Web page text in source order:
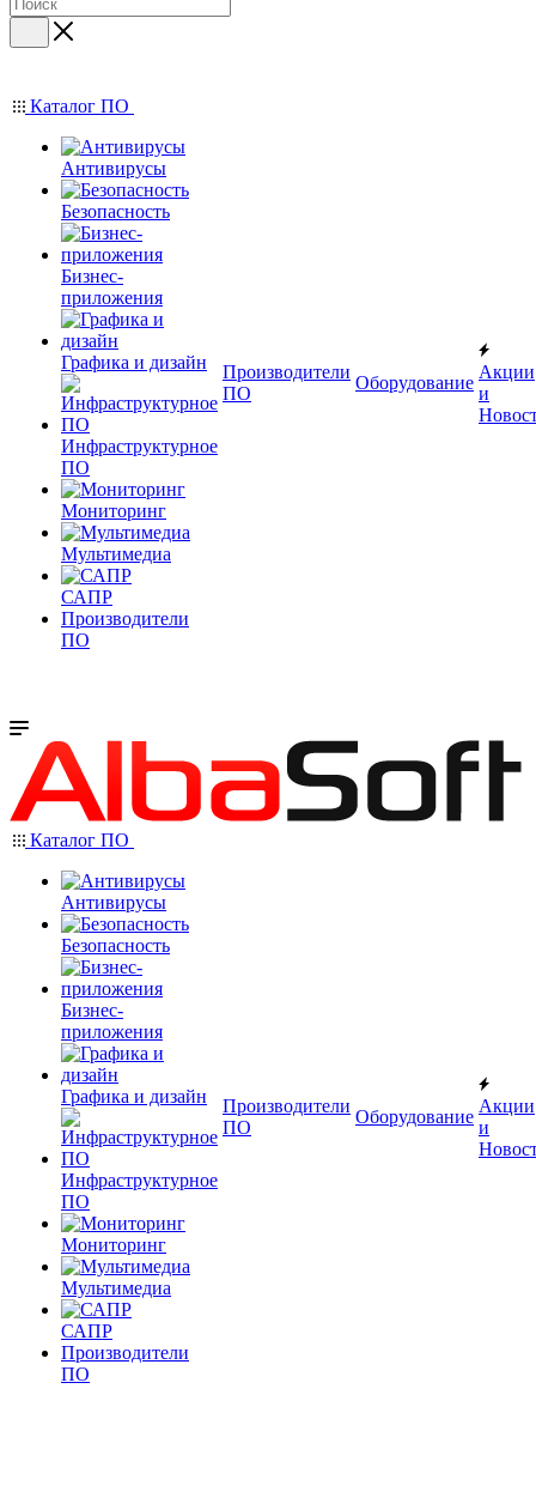
Каталог ПО
Антивирусы
Безопасность
Бизнес-
приложения
Графика и дизайн
Инфраструктурное
ПО
Мониторинг
Мультимедиа
САПР
Производители
ПО
Производители
ПО
Оборудование
Акции
и
Каталог ПО
Антивирусы
Безопасность
Бизнес-
приложения
Графика и дизайн
Инфраструктурное
ПО
Мониторинг
Мультимедиа
САПР
Производители
ПО
Производители
ПО
Оборудование
Акции
и